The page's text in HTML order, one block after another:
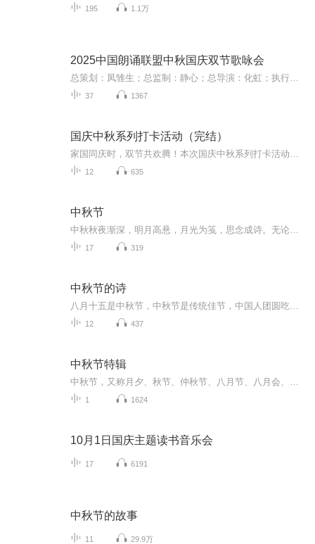
195 1.1万
2025中国朗诵联盟中秋国庆双节歌咏会
37 1367
国庆中秋系列打卡活动（完结）
12 635
中秋节
17 319
中秋节的诗
12 437
中秋节特辑
1 1624
10月1日国庆主题读书音乐会
17 6191
中秋节的故事
11 29.9万